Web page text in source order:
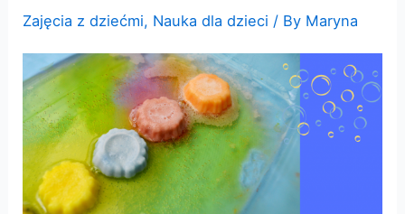
Zajęcia z dziećmi, Nauka dla dzieci / By Maryna